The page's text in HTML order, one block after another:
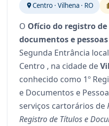
Centro · Vilhena · RO
O Ofício do registro
documentos e
Segunda Entrância
Centro , na cidade de
conhecido como 1º
e Documentos e
serviços cartorários de
Registro de Títulos e